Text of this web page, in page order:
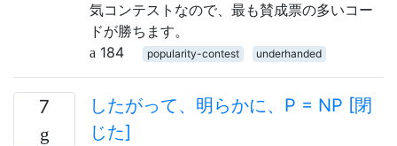
気コンテストなので、最も賛成票の多いコー
ドが勝ちます。
184
popularity-contest underhanded
7
したがって、明らかに、P = NP [閉
じた]